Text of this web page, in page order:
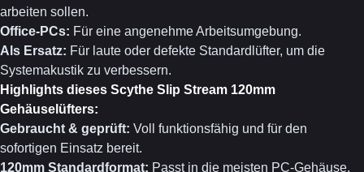
arbeiten sollen.
Office-PCs: Für eine angenehme Arbeitsumgebung.
Als Ersatz: Für laute oder defekte Standardlüfter, um die
Systemakustik zu verbessern.
Highlights dieses Scythe Slip Stream 120mm
Gehäuselüfters:
Gebraucht & geprüft: Voll funktionsfähig und für den
sofortigen Einsatz bereit.
120mm Standardformat: Passt in die meisten PC-Gehäuse.